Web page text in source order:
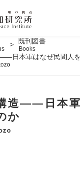
既刊図書
Books
日本軍はなぜ民間人
造――日本
か